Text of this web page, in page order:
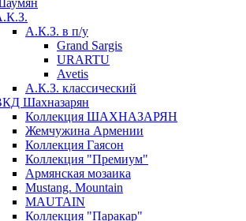
А.К.З. в п/у
Grand Sargis
URARTU
Avetis
А.К.З. классический
Шахназарян
Коллекция ШАХНАЗАРЯН
Жемчужина Армении
Коллекция Гаясон
Коллекция "Премиум"
Армянская мозаика
Mustang. Mountain
MAUTAIN
Коллекция "Паракар"